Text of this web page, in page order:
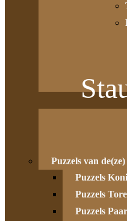
Puzzels van
Puzzels
Puzzels
Puzzels